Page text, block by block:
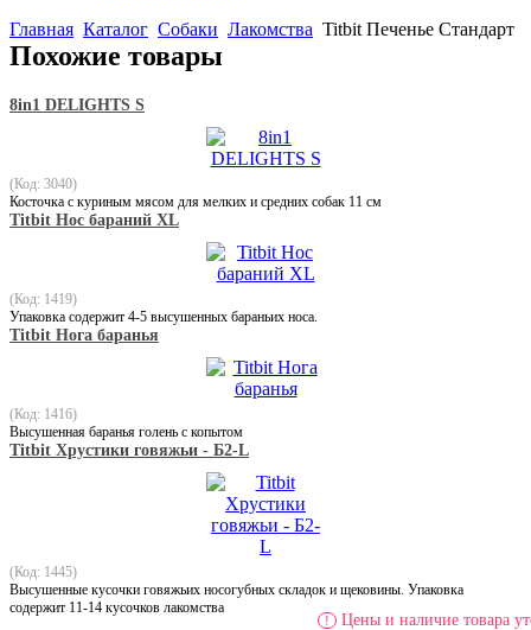
Главная Каталог Собаки Лакомства Titbit Печенье Стандарт
Похожие товары
8in1 DELIGHTS S
(Код: 3040)
Косточка с куриным мясом для мелких и средних собак 11 см
Titbit Нос бараний XL
(Код: 1419)
Упаковка содержит 4-5 высушенных бараньих носа.
Titbit Нога баранья
(Код: 1416)
Высушенная баранья голень с копытом
Titbit Хрустики говяжьи - Б2-L
(Код: 1445)
Высушенные кусочки говяжьих носогубных складок и щековины. Упаковка
содержит 11-14 кусочков лакомства
! Цены и наличие товара